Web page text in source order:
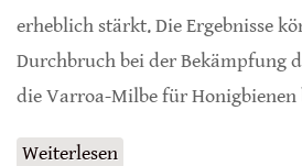
erheblich stärkt. Die Ergebnisse
Durchbruch bei der Bekämpfung
die Varroa-Milbe für Honigbienen
Weiterlesen